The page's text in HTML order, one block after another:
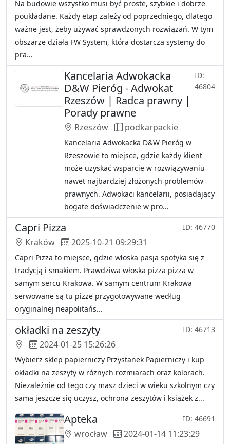
Na budowie wszystko musi być proste, szybkie i dobrze
poukładane. Każdy etap zależy od poprzedniego, dlatego
ważne jest, żeby używać sprawdzonych rozwiązań. W tym
obszarze działa FW System, która dostarcza systemy do
pra...
Kancelaria Adwokacka
D&W Pieróg - Adwokat
Rzeszów | Radca prawny |
Porady prawne
ID:
46804
Rzeszów podkarpackie
Kancelaria Adwokacka D&W Pieróg w
Rzeszowie to miejsce, gdzie każdy klient
może uzyskać wsparcie w rozwiązywaniu
nawet najbardziej złożonych problemów
prawnych. Adwokaci kancelarii, posiadający
bogate doświadczenie w pro...
Capri Pizza ID: 46770
Kraków 2025-10-21 09:29:31
Capri Pizza to miejsce, gdzie włoska pasja spotyka się z
tradycją i smakiem. Prawdziwa włoska pizza pizza w
samym sercu Krakowa. W samym centrum Krakowa
serwowane są tu pizze przygotowywane według
oryginalnej neapolitańs...
okładki na zeszyty ID: 46713
2024-01-25 15:26:26
Wybierz sklep papierniczy Przystanek Papierniczy i kup
okładki na zeszyty w różnych rozmiarach oraz kolorach.
Niezależnie od tego czy masz dzieci w wieku szkolnym czy
sama jeszcze się uczysz, ochrona zeszytów i książek z...
Apteka ID: 46691
wrocław 2024-01-14 11:23:29